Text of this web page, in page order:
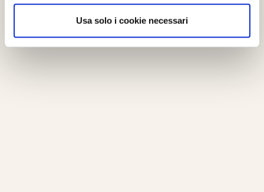
Usa solo i cookie necessari